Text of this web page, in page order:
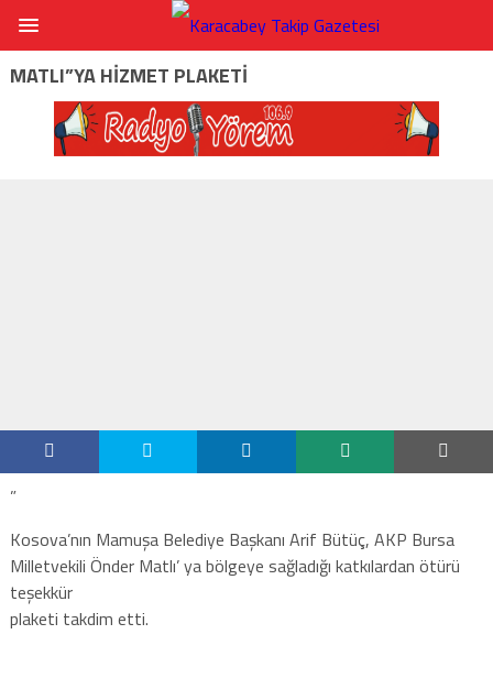
MATLI”YA HIZMET PLAKETI
”
Kosova’nın Mamuşa Belediye Başkanı Arif Bütüç, AKP Bursa
Milletvekili Önder Matlı’ ya bölgeye sağladığı katkılardan ötürü
teşekkür
plaketi takdim etti.